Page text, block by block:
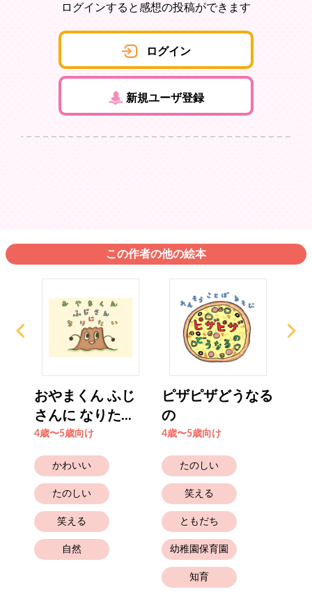
ログインすると感想の投稿ができます
ログイン
新規ユーザ登録
この作者の他の絵本
おやまくん ふじ
さんに なりた...
4歳〜5歳向け
かわいい
たのしい
笑える
自然
ピザピザどうなる
の
4歳〜5歳向け
たのしい
笑える
ともだち
幼稚園保育園
知育